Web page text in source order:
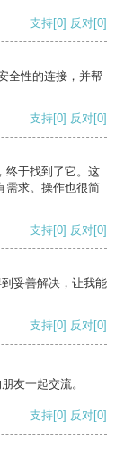
支持[0] 反对[0]
全性的连接，并帮
支持[0] 反对[0]
终于找到了它。这
需求。操作也很简
支持[0] 反对[0]
妥善解决，让我能
支持[0] 反对[0]
友一起交流。
支持[0] 反对[0]